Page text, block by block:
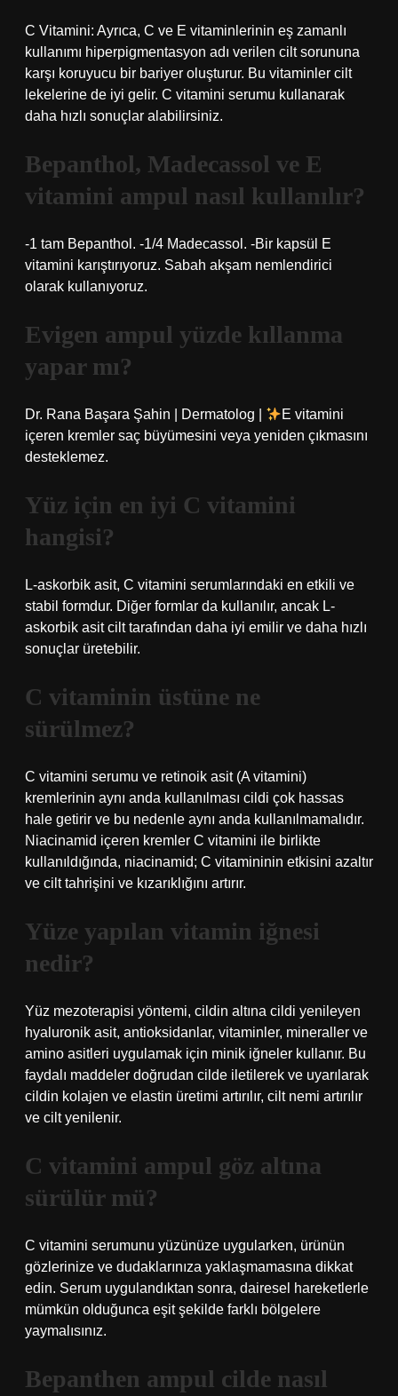
C Vitamini: Ayrıca, C ve E vitaminlerinin eş zamanlı
kullanımı hiperpigmentasyon adı verilen cilt sorununa
karşı koruyucu bir bariyer oluşturur. Bu vitaminler cilt
lekelerine de iyi gelir. C vitamini serumu kullanarak
daha hızlı sonuçlar alabilirsiniz.
Bepanthol, Madecassol ve E
vitamini ampul nasıl kullanılır?
-1 tam Bepanthol. -1/4 Madecassol. -Bir kapsül E
vitamini karıştırıyoruz. Sabah akşam nemlendirici
olarak kullanıyoruz.
Evigen ampul yüzde kıllanma
yapar mı?
Dr. Rana Başara Şahin | Dermatolog |
E vitamini
içeren kremler saç büyümesini veya yeniden çıkmasını
desteklemez.
Yüz için en iyi C vitamini
hangisi?
L-askorbik asit, C vitamini serumlarındaki en etkili ve
stabil formdur. Diğer formlar da kullanılır, ancak L-
askorbik asit cilt tarafından daha iyi emilir ve daha hızlı
sonuçlar üretebilir.
C vitaminin üstüne ne
sürülmez?
C vitamini serumu ve retinoik asit (A vitamini)
kremlerinin aynı anda kullanılması cildi çok hassas
hale getirir ve bu nedenle aynı anda kullanılmamalıdır.
Niacinamid içeren kremler C vitamini ile birlikte
kullanıldığında, niacinamid; C vitamininin etkisini azaltır
ve cilt tahrişini ve kızarıklığını artırır.
Yüze yapılan vitamin iğnesi
nedir?
Yüz mezoterapisi yöntemi, cildin altına cildi yenileyen
hyaluronik asit, antioksidanlar, vitaminler, mineraller ve
amino asitleri uygulamak için minik iğneler kullanır. Bu
faydalı maddeler doğrudan cilde iletilerek ve uyarılarak
cildin kolajen ve elastin üretimi artırılır, cilt nemi artırılır
ve cilt yenilenir.
C vitamini ampul göz altına
sürülür mü?
C vitamini serumunu yüzünüze uygularken, ürünün
gözlerinize ve dudaklarınıza yaklaşmamasına dikkat
edin. Serum uygulandıktan sonra, dairesel hareketlerle
mümkün olduğunca eşit şekilde farklı bölgelere
yaymalısınız.
Bepanthen ampul cilde nasıl